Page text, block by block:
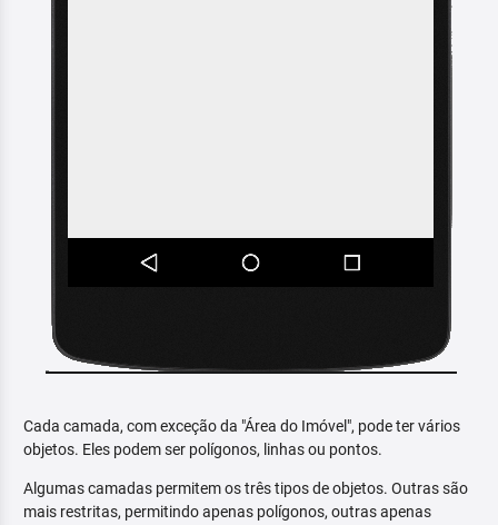
Cada camada, com exceção da "Área do Imóvel", pode ter vários
objetos. Eles podem ser polígonos, linhas ou pontos.
Algumas camadas permitem os três tipos de objetos. Outras são
mais restritas, permitindo apenas polígonos, outras apenas